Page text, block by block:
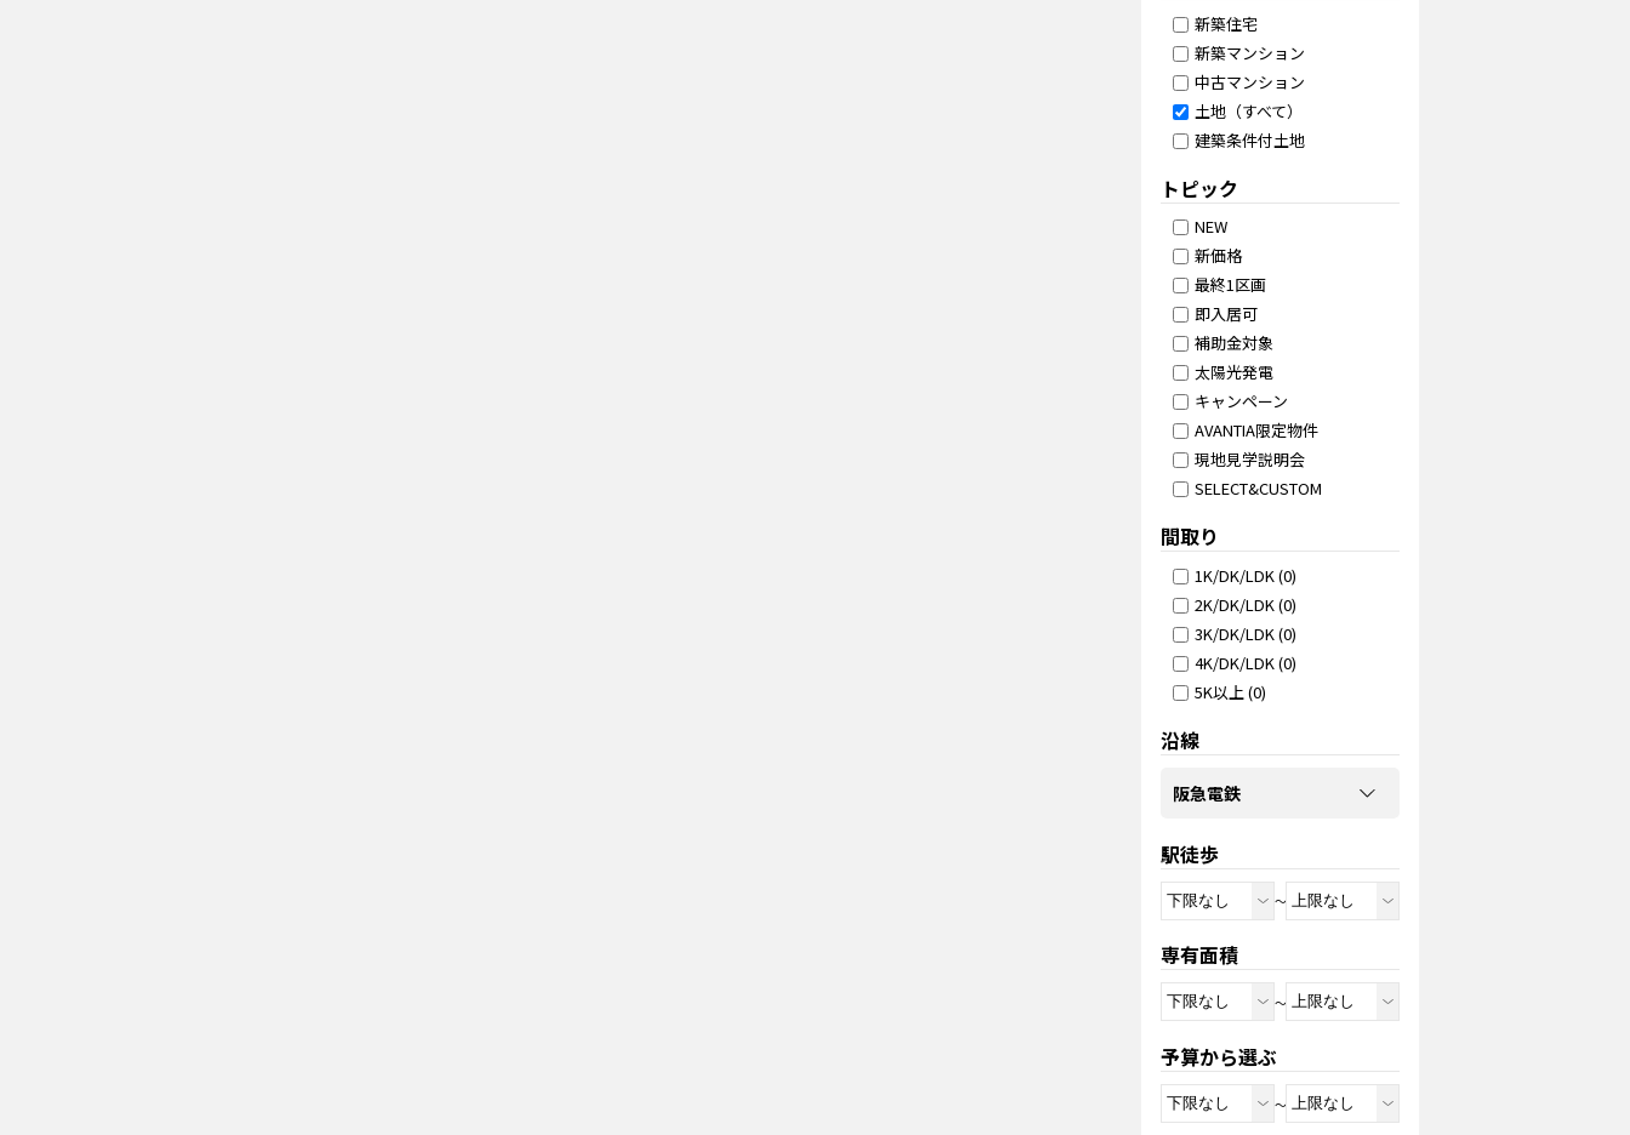
新築住宅
新築マンション
中古マンション
土地（すべて）
建築条件付土地
トピック
NEW
新価格
最終1区画
即入居可
補助金対象
太陽光発電
キャンペーン
AVANTIA限定物件
現地見学説明会
SELECT&CUSTOM
間取り
1K/DK/LDK(0)
2K/DK/LDK(0)
3K/DK/LDK(0)
4K/DK/LDK(0)
5K以上(0)
沿線
阪急電鉄
駅徒歩
～
専有面積
～
予算から選ぶ
～